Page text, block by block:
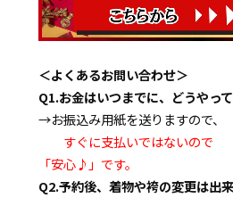
＜よくあるお問い合わせ＞
Q1.お金はいつまでに、どうやっ
→お振込み用紙を送りますので、
すぐに支払いではないので
「安心♪」です。
Q2.予約後、着物や袴の変更は出